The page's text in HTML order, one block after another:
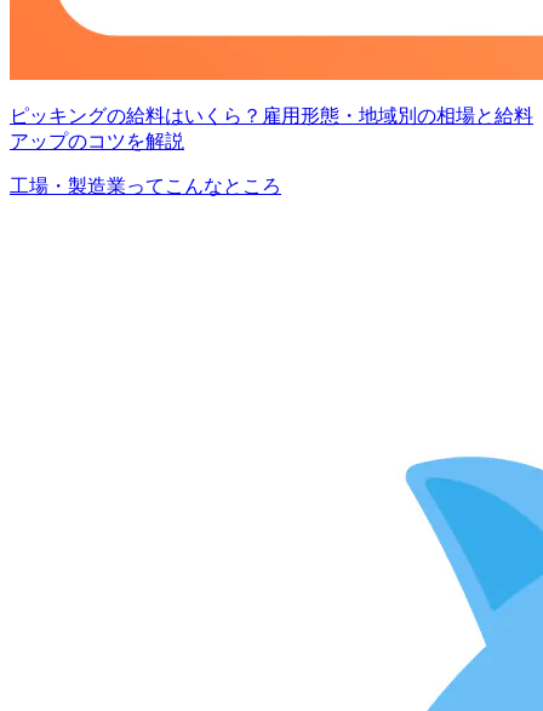
ピッキングの給料はいくら？雇用形態・地域別の相場と給料
アップのコツを解説
工場・製造業ってこんなところ